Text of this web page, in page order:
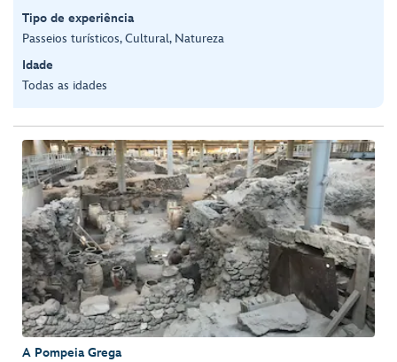
Tipo de experiência
Passeios turísticos, Cultural, Natureza
Idade
Todas as idades
A Pompeia Grega